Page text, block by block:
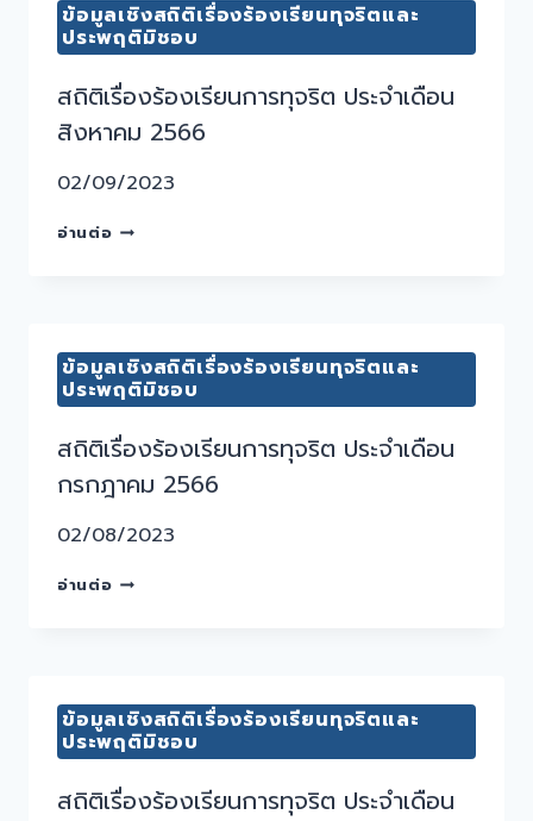
ข้อมูลเชิงสถิติเรื่องร้องเรียนทุจริตและ
ประพฤติมิชอบ
สถิติเรื่องร้องเรียนการทุจริต ประจำเดือน
สิงหาคม 2566
02/09/2023
อ่านต่อ
ข้อมูลเชิงสถิติเรื่องร้องเรียนทุจริตและ
ประพฤติมิชอบ
สถิติเรื่องร้องเรียนการทุจริต ประจำเดือน
กรกฎาคม 2566
02/08/2023
อ่านต่อ
ข้อมูลเชิงสถิติเรื่องร้องเรียนทุจริตและ
ประพฤติมิชอบ
สถิติเรื่องร้องเรียนการทุจริต ประจำเดือน